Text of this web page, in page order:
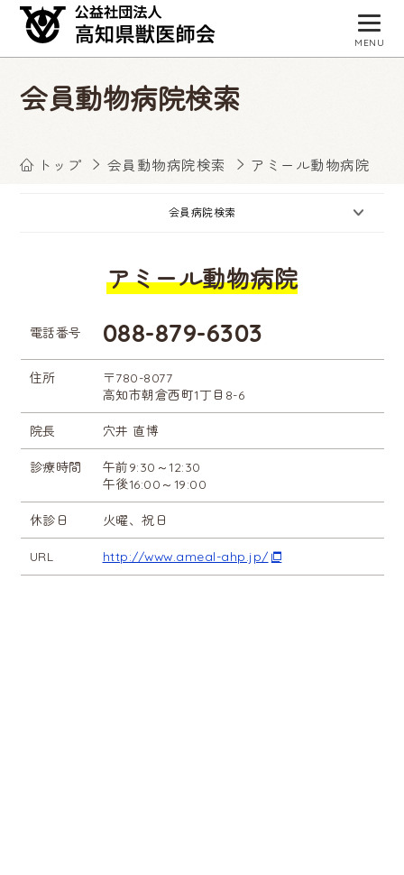
会員動物病院検索
トップ 会員動物病院検索 アミール動物病院
会員病院検索
アミール動物病院
電話番号 088-879-6303
住所
〒780-8077
高知市朝倉西町1丁目8-6
院長 穴井 直博
診療時間
午前9:30～12:30
午後16:00～19:00
休診日 火曜、祝日
URL http://www.ameal-ahp.jp/
MENU
会員病院検索
会員専用サイト